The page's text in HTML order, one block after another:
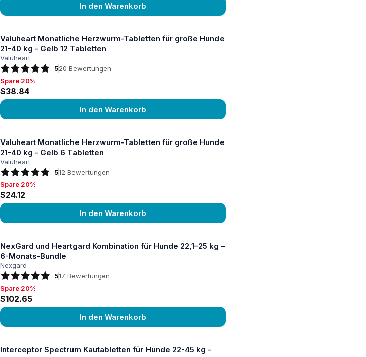
In den Warenkorb
Valuheart Monatliche Herzwurm-Tabletten für große Hunde
21-40 kg - Gelb 12 Tabletten
Valuheart
520 Bewertungen
Spare 20%, $38.84
Spare 20%
$38.84
In den Warenkorb
Valuheart Monatliche Herzwurm-Tabletten für große Hunde
21-40 kg - Gelb 6 Tabletten
Valuheart
512 Bewertungen
Spare 20%, $24.12
Spare 20%
$24.12
In den Warenkorb
NexGard und Heartgard Kombination für Hunde 22,1–25 kg –
6-Monats-Bundle
Nexgard
517 Bewertungen
Spare 20%, $102.65
Spare 20%
$102.65
In den Warenkorb
Interceptor Spectrum Kautabletten für Hunde 22-45 kg -